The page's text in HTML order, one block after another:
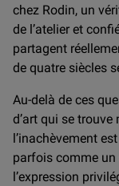
chez Rodin, un
de l’atelier et
partagent
de quatre siècles
Au-delà de ces
d’art qui se trouve
l’inachèvement
parfois comme un
l’expression